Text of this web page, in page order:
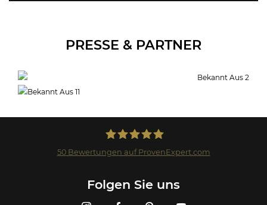
PRESSE & PARTNER
50Bewertungen auf ProvenExpert.com
Folgen Sie uns